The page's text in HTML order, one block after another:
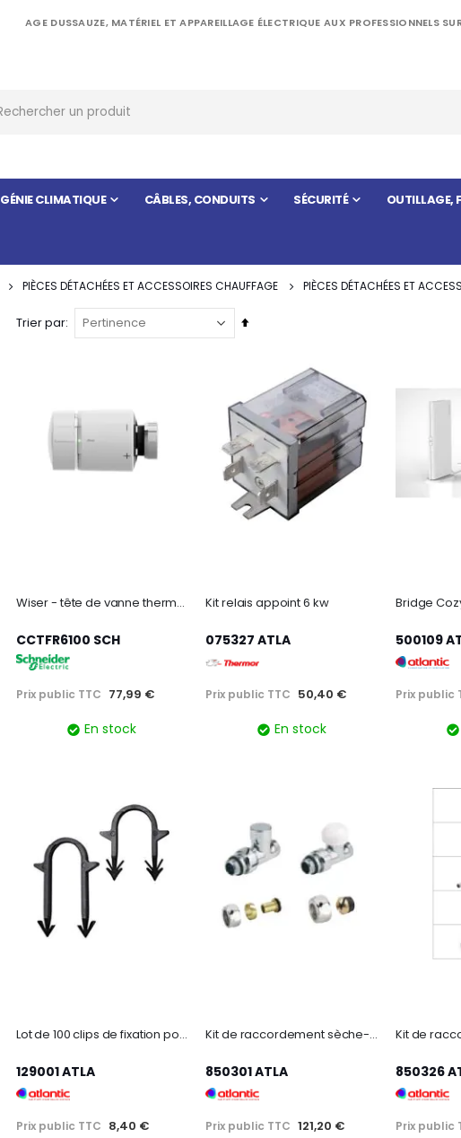
AGE DUSSAUZE, MATÉRIEL ET APPAREILLAGE ÉLECTRIQUE AUX PROFESSIONNELS
GÉNIE CLIMATIQUE CÂBLES, CONDUITS SÉCURITÉ OUTILLAGE,
PIÈCES DÉTACHÉES ET ACCESSOIRES CHAUFFAGE PIÈCES DÉTACHÉES ET
Trier par
Par
décroissant
Wiser - tête de vanne thermostatique connectée liaison zigbee
CCTFR6100 SCH
Prix public TTC 77,99 €
En stock
Kit relais appoint 6 kw
075327 ATLA
Prix public TTC 50,40 €
En stock
500109
Prix public
Lot de 100 clips de fixation pour Domocable
129001 ATLA
Prix public TTC 8,40 €
Kit de raccordement sèche-serviettes coudé manuelle blanc
850301 ATLA
Prix public TTC 121,20 €
850326
Prix public